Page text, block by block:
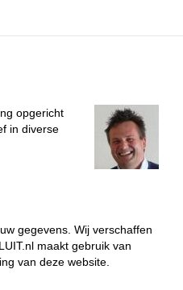
opgericht
in diverse
gegevens. Wij verschaffen
maakt gebruik van
van deze website.